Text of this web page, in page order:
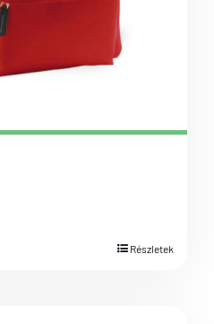
Részletek